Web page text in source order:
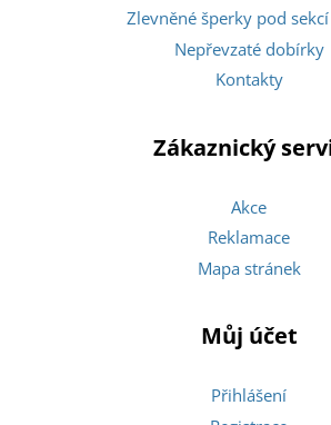
Zlevněné šperky pod sekcí
Nepřevzaté dobírky
Kontakty
Zákaznický
Akce
Reklamace
Mapa stránek
Můj účet
Přihlášení